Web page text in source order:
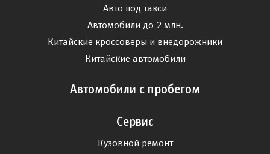
Авто под такси
Автомобили до 2 млн.
Китайские кроссоверы и внедорожники
Китайские автомобили
Автомобили с пробегом
Сервис
Кузовной ремонт